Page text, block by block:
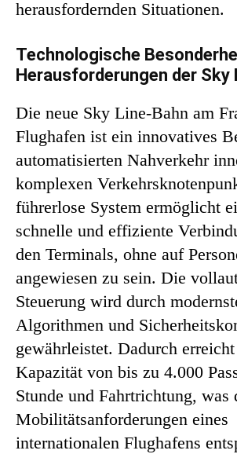
herausfordernden Situationen.
Technologische
Herausforderungen der Sky
Die neue Sky Line-Bahn am
Flughafen ist ein innovatives
automatisierten Nahverkehr
komplexen
führerlose System ermöglicht
schnelle und effiziente
den Terminals, ohne auf
angewiesen zu sein. Die
Steuerung wird durch
Algorithmen und
gewährleistet. Dadurch
Kapazität von bis zu 4.000
Stunde und Fahrtrichtung, was
Mobilitätsanforderungen eines
internationalen Flughafens